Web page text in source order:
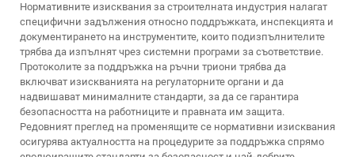
Нормативните изисквания за строителната индустрия налагат
специфични задължения относно поддръжката, инспекцията и
документирането на инструментите, които подизпълнителите
трябва да изпълнят чрез системни програми за съответствие.
Протоколите за поддръжка на ръчни триони трябва да
включват изискванията на регулаторните органи и да
надвишават минималните стандарти, за да се гарантира
безопасността на работниците и правната им защита.
Редовният преглед на променящите се нормативни изисквания
осигурява актуалността на процедурите за поддръжка спрямо